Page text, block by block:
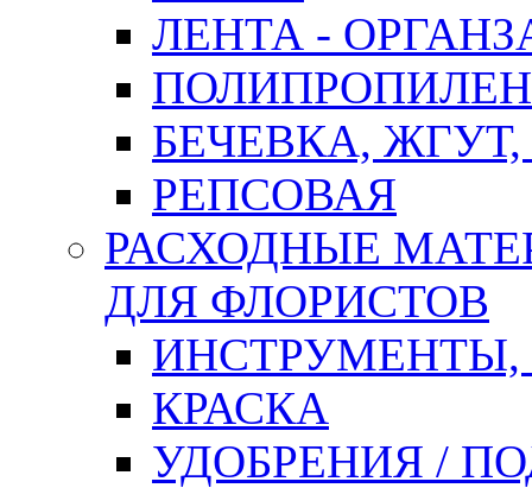
ЛЕНТА -
БЕЧЕВКА,
РЕПСОВАЯ
РАСХОДНЫЕ
ДЛЯ ФЛОРИСТОВ
ИНСТРУМЕНТЫ,
КРАСКА
УДОБРЕНИЯ /